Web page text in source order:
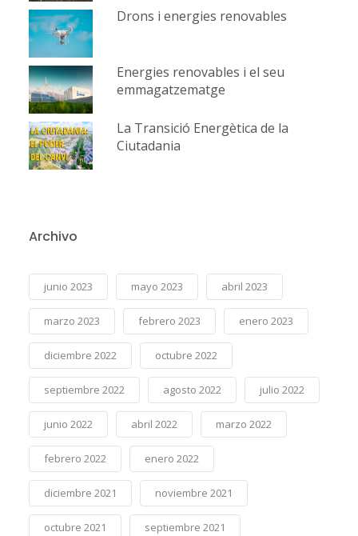
Drons i energies renovables
Energies renovables i el seu
emmagatzematge
La Transició Energètica de la
Ciutadania
Archivo
junio 2023 mayo 2023 abril 2023
marzo 2023 febrero 2023 enero 2023
diciembre 2022 octubre 2022
septiembre 2022 agosto 2022 julio 2022
junio 2022 abril 2022 marzo 2022
febrero 2022 enero 2022
diciembre 2021 noviembre 2021
octubre 2021 septiembre 2021